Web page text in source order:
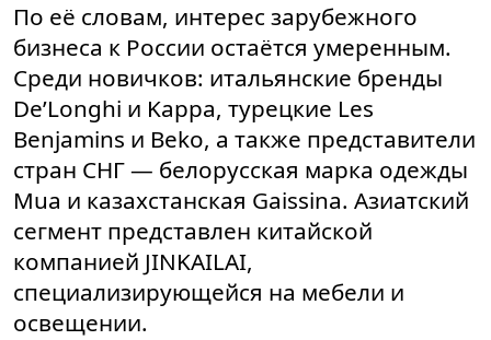
По её словам, интерес зарубежного
бизнеса к России остаётся умеренным.
Среди новичков: итальянские бренды
De’Longhi и Kappa, турецкие Les
Benjamins и Beko, а также представители
стран СНГ — белорусская марка одежды
Mua и казахстанская Gaissina. Азиатский
сегмент представлен китайской
компанией JINKAILAI,
специализирующейся на мебели и
освещении.